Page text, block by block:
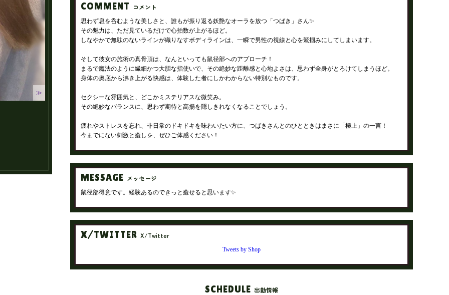
≫
COMMENT コメント
思わず息を呑むような美しさと、誰もが振り返る妖艶なオーラを放つ「つばき」さん✨
その魅力は、ただ見ているだけで心拍数が上がるほど。
しなやかで無駄のないラインが織りなすボディラインは、一瞬で男性の視線と心を鷲掴みにしてしまいます。
そして彼女の施術の真骨頂は、なんといっても鼠径部へのアプローチ！
まるで魔法のように繊細かつ大胆な指使いで、その絶妙な距離感と心地よさは、思わず全身がとろけてしまうほど。
身体の奥底から沸き上がる快感は、体験した者にしかわからない特別なものです。
セクシーな雰囲気と、どこかミステリアスな微笑み。
その絶妙なバランスに、思わず期待と高揚を隠しきれなくなることでしょう。
疲れやストレスを忘れ、非日常のドキドキを味わいたい方に、つばきさんとのひとときはまさに「極上」の一言！
今までにない刺激と癒しを、ぜひご体感ください！
MESSAGE メッセージ
鼠径部得意です。経験あるのできっと癒せると思います✨
X/TWITTER X/Twitter
Tweets by Shop
SCHEDULE 出勤情報